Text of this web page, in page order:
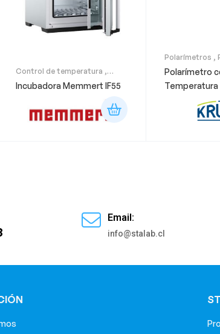
Control de temperatura ,
Incubadora Memmert IF55
Polarímetros ,
Polarímetro
Temperatura
Email:
info@stalab.cl